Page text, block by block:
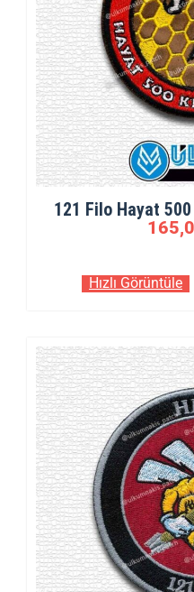
121 Filo Hayat
Hızlı Görüntüle